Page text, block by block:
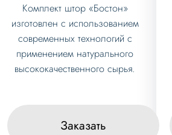
Комплект штор «Бостон»
изготовлен с использованием
современных технологий с
применением натурального
высококачественного сырья.
Заказать